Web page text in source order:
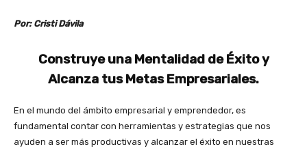
Por: Cristi Dávila
Construye una Mentalidad de Éxito y
Alcanza tus Metas Empresariales.
En el mundo del ámbito empresarial y emprendedor, es
fundamental contar con herramientas y estrategias que nos
ayuden a ser más productivas y alcanzar el éxito en nuestras